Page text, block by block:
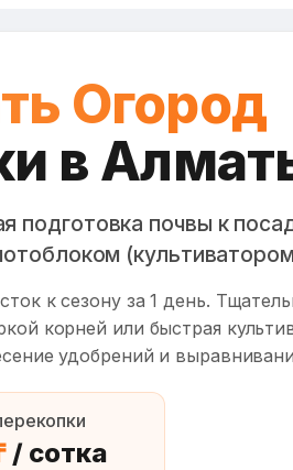
Огород
в
подготовка почвы к
к сезону за 1 день.
корней или быстрая
удобрений и
/ сотка